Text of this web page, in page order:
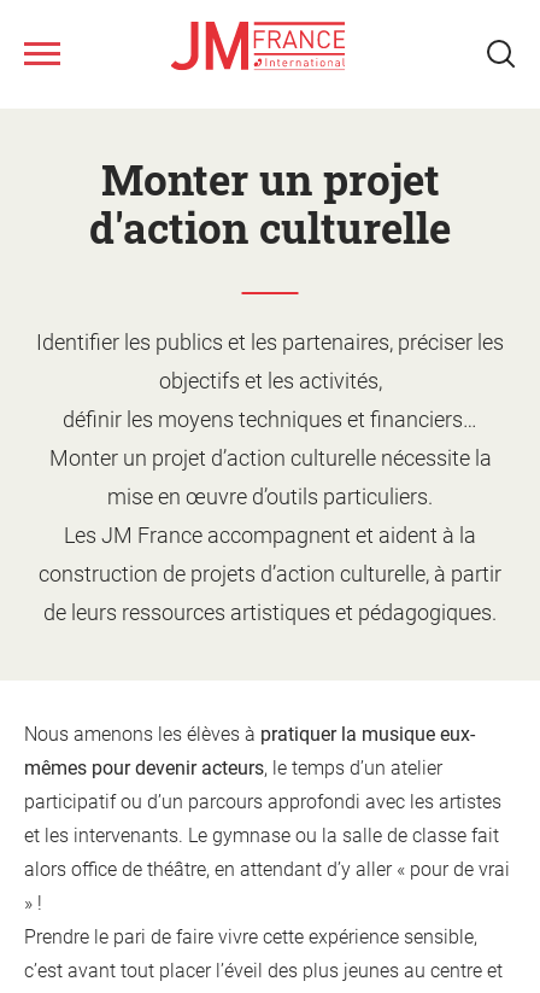
Qui sommes-nous ?
Notre réseau
Le jeune public
Les artistes
Ateliers musicaux
Monter un projet d'action
culturelle
Présentation des ateliers
Le calendrier
Les Étincelles
Nos ressources
Supports de promotion et
Ressources des spectacles
Fonds musical JM France
Présentation
Monter un projet
d'action culturelle
Identifier les publics et les partenaires, préciser les
objectifs et les activités,
définir les moyens techniques et financiers…
Monter un projet d’action culturelle nécessite la
mise en œuvre d’outils particuliers.
Les JM France accompagnent et aident à la
construction de projets d’action culturelle, à partir
de leurs ressources artistiques et pédagogiques.
Nous amenons les élèves à pratiquer la musique eux-
mêmes pour devenir acteurs, le temps d’un atelier
participatif ou d’un parcours approfondi avec les artistes
et les intervenants. Le gymnase ou la salle de classe fait
alors office de théâtre, en attendant d’y aller « pour de vrai
» !
Prendre le pari de faire vivre cette expérience sensible,
c’est avant tout placer l’éveil des plus jeunes au centre et